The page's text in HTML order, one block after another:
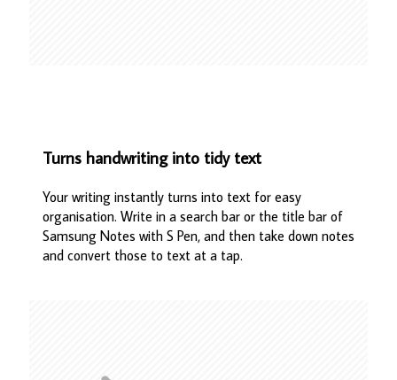
Turns handwriting into tidy text
Your writing instantly turns into text for easy
organisation. Write in a search bar or the title bar of
Samsung Notes with S Pen, and then take down notes
and convert those to text at a tap.